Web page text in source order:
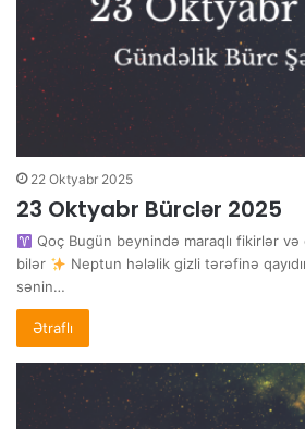
22 Oktyabr 2025
23 Oktyabr Bürclər 2025
Qoç Bugün beynində maraqlı fikirlər
bilər
Neptun hələlik gizli tərəfinə
sənin…
Ətraflı